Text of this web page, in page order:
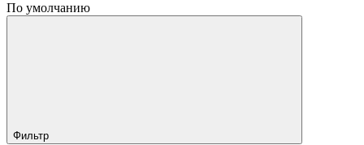
По умолчанию
Фильтр